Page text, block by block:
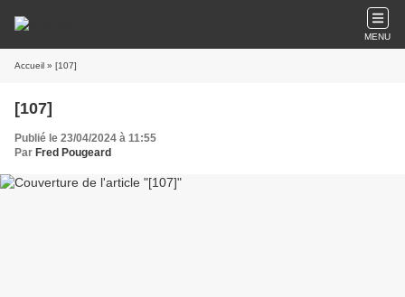
MENU
Accueil » [107]
[107]
Publié le 23/04/2024 à 11:55
Par Fred Pougeard